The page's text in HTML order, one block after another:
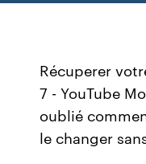
Récuperer
7 - YouTube
oublié
le changer